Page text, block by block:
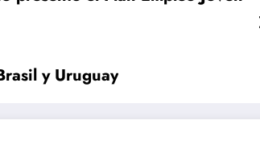
y Uruguay